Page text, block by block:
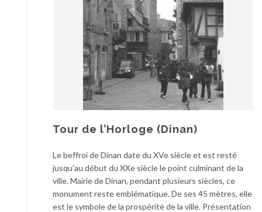
Tour de l’Horloge (Dinan)
Le beffroi de Dinan date du XVe siècle et est resté
jusqu’au début du XXe siècle le point culminant de la
ville. Mairie de Dinan, pendant plusieurs siècles, ce
monument reste emblématique. De ses 45 mètres, elle
est le symbole de la prospérité de la ville. Présentation